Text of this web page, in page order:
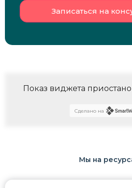
Записаться на
Показ виджета
Сделано на
Мы на